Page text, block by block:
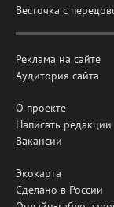
Весточка с
Реклама на сайте
Аудитория сайта
О проекте
Написать редакции
Вакансии
Экокарта
Сделано в России